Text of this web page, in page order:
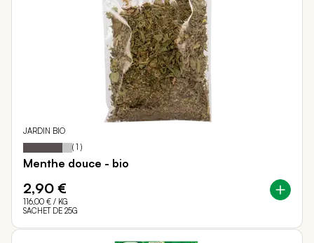
JARDIN BIO
Notation: 80
% of
( 1 )
Menthe douce - bio
2,90 €
116,00 € / KG
SACHET DE 25G